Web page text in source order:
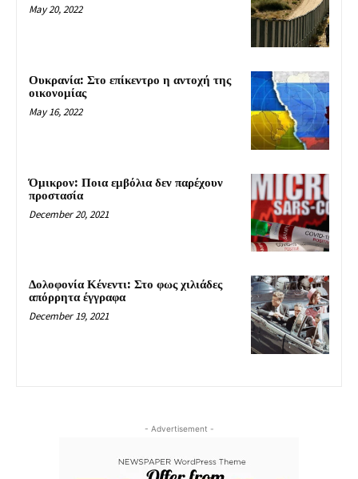
May 20, 2022
Ουκρανία: Στο επίκεντρο η αντοχή της
οικονομίας
May 16, 2022
Όμικρον: Ποια εμβόλια δεν παρέχουν
προστασία
December 20, 2021
Δολοφονία Κένεντι: Στο φως χιλιάδες
απόρρητα έγγραφα
December 19, 2021
- Advertisement -